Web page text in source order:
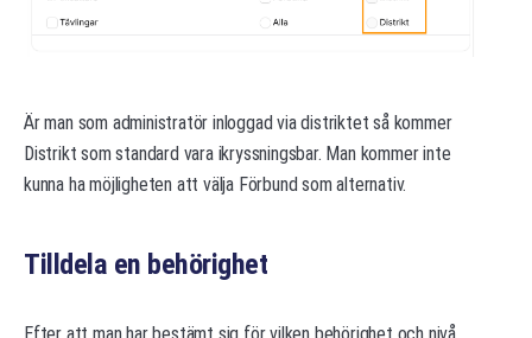
Är man som administratör inloggad via distriktet så kommer
Distrikt som standard vara ikryssningsbar. Man kommer inte
kunna ha möjligheten att välja Förbund som alternativ.
Tilldela en behörighet
Efter att man har bestämt sig för vilken behörighet och nivå